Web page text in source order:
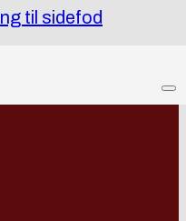
til sidefod